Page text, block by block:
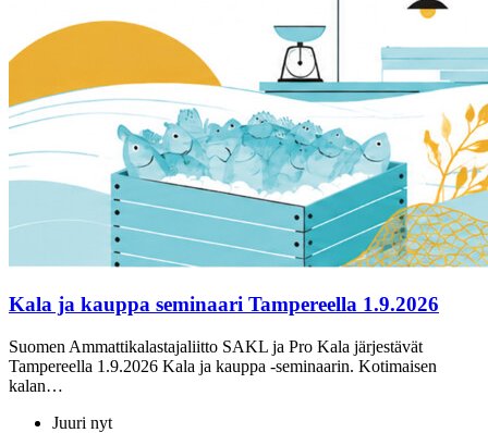
Kala ja kauppa seminaari Tampereella 1.9.2026
Suomen Ammattikalastajaliitto SAKL ja Pro Kala järjestävät
Tampereella 1.9.2026 Kala ja kauppa -seminaarin. Kotimaisen
kalan…
Juuri nyt